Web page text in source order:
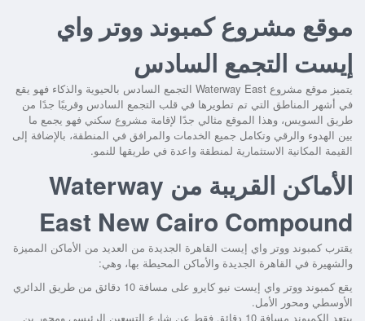
موقع مشروع كمبوند ووتر واي
إيست التجمع السادس
يتميز موقع مشروع Waterway East التجمع السادس بالحيوية والذكاء فهو يقع
في أشهر المناطق التي تم تطويرها في قلب التجمع السادس وقريبًا جدًا من
طريق السويس، وهذا الموقع مثالي جدًا لإقامة مشروع سكني فهو يجمع ما
بين الهدوء والرقي وتكامل جميع الخدمات والمرافق في المنطقة، بالإضافة إلى
القيمة المكانية الاستثمارية لمنطقة واعدة في طريقها للنمو.
الأماكن القريبة من Waterway
East New Cairo Compound
يقترب كمبوند ووتر واي إيست القاهرة الجديدة من العديد من الأماكن المميزة
والشهيرة في القاهرة الجديدة والأماكن المحيطة بها، وهي:
يقع كمبوند ووتر واي إيست نيو كايرو على مسافة 10 دقائق من طريق الدائري
الأوسطي ومحور الأمل.
يبتعد الكمبوند مسافة 10 دقائق فقط عن شارع التسعين الرئيسي ومحور بن